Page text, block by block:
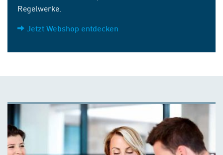
Regelwerke.
Jetzt Webshop entdecken